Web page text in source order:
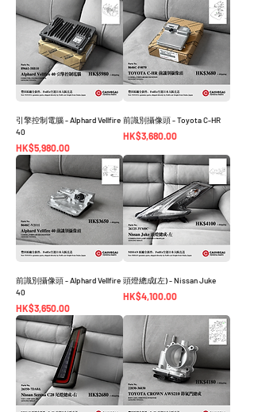
引擎控制電腦 - Alphard Vellfire
40
價格
HK$5,980.00
前識別攝像頭 - Toyota C-HR
價格
HK$3,680.00
前識別攝像頭 - Alphard Vellfire
40
價格
HK$3,650.00
頭燈總成(左) - Nissan Juke
價格
HK$4,100.00